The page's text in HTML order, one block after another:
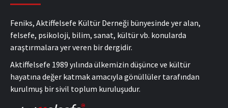
Feniks, Aktiffelsefe Kültür Derneği bünyesinde yer alan,
felsefe, psikoloji, bilim, sanat, kültür vb. konularda
araştırmalara yer veren bir dergidir.
Aktiffelsefe 1989 yılında ülkemizin düşünce ve kültür
hayatına değer katmak amacıyla gönüllüler tarafından
kurulmuş bir sivil toplum kuruluşudur.